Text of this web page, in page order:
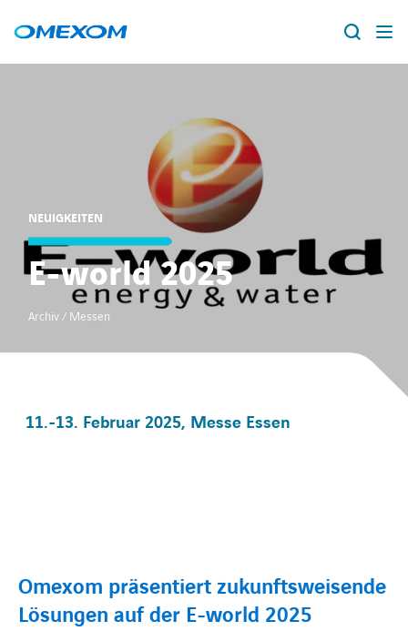
News
Standorte
Karriere
NEUIGKEITEN
E-world 2025
Archiv / Messen
11.-13. Februar 2025, Messe Essen
Omexom präsentiert zukunftsweisende
Lösungen auf der E-world 2025